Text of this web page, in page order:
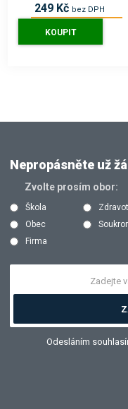
249 Kč bez DPH
KOUPIT
Nepropásněte už
Zvolte prosím obor:
Škola
Obec
Firma
Odesláním